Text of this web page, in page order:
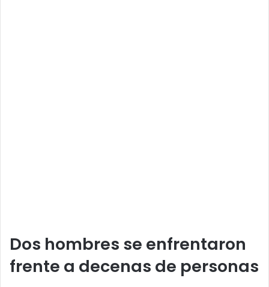
Dos hombres se enfrentaron
frente a decenas de personas